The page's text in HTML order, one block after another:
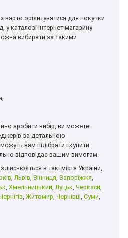
варто орієнтуватися для покупки
каталозі інтернет-магазину
вибирати за такими
зробити вибір, ви можете
за детальною
вам підібрати і купити
відповідає вашим вимогам.
в такі міста України,
Львів Вінниця Запоріжжя
Хмельницький Луцьк Черкаси
Чернігів Житомир Чернівці Суми